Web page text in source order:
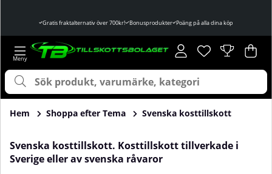
Gratis fraktalternativ över 700kr! Bonusprodukter Poäng på alla dina köp
Önskelista
Antal i
. .
Hem Shoppa efter Tema Svenska kosttillskott
Svenska kosttillskott. Kosttillskott tillverkade i
Sverige eller av svenska råvaror